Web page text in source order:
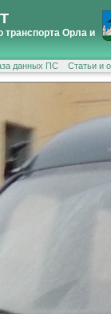
транспорта Орла и
данных ПС Статьи и